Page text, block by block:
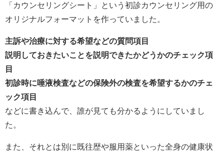
「カウンセリングシート」という初診カウンセリング用の
オリジナルフォーマットを作っていました。
主訴や治療に対する希望などの質問項目
説明しておきたいことを説明できたかどうかのチェック項
目
初診時に唾液検査などの保険外の検査を希望するかのチェ
ック項目
などに書き込んで、誰が見ても分かるようにしていまし
た。
また、それとは別に既往歴や服用薬といった全身の健康状